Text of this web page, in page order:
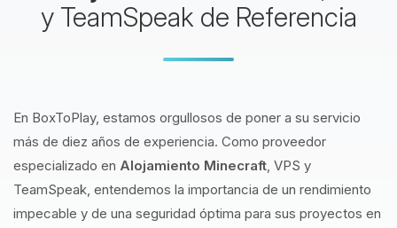
y TeamSpeak de Referencia
En BoxToPlay, estamos orgullosos de poner a su servicio
más de diez años de experiencia. Como proveedor
especializado en Alojamiento Minecraft, VPS y
TeamSpeak, entendemos la importancia de un rendimiento
impecable y de una seguridad óptima para sus proyectos en